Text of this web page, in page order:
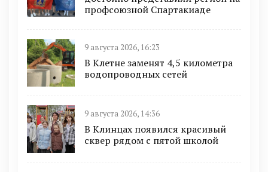
профсоюзной Спартакиаде
9 августа 2026, 16:23
В Клетне заменят 4,5 километра
водопроводных сетей
9 августа 2026, 14:36
В Клинцах появился красивый
сквер рядом с пятой школой